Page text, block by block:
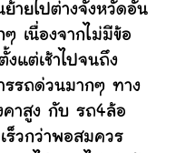
ายไปต่างจังหวัดอัน
เนื่องจากไม่มีข้อ
แต่เช้าไปจนถึง
รรถด่วนมากๆ ทาง
คาสูง กับ รถ4ล้อ
ร็วกว่าพอสมควร